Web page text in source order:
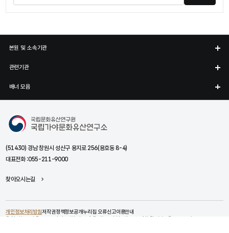
본원 및 소속기관
관련기관
배너 모음
국립가야문화유산연구소
(51430) 경남 창원시 성산구 용지로 256(용호동 8-4)
대표전화 :055-211-9000
찾아오시는길
개인정보처리방침저작권정책정보공개누리집 오류신고이용안내
© National Research Institute of Cultural Heritage. All Rights Reserved.